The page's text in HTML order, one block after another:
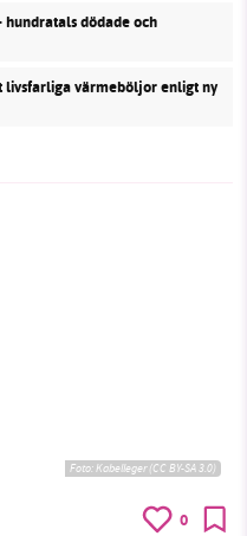
dödade och
livsfarliga värmeböljor enligt ny
Foto: Kabelleger (CC BY-SA 3.0)
0